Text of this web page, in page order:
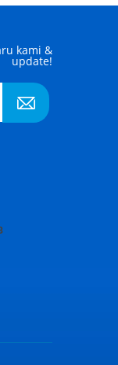
kami &
update!